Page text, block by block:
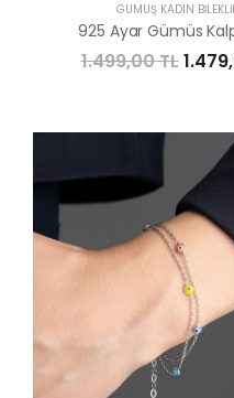
GÜMÜŞ KADIN
925 Ayar Gümüs
1.499,00 TL